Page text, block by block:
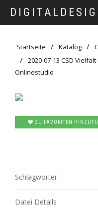
Startseite Katalog
2020-07-13 CSD
Onlinestudio
ZU FAVORITEN
Schlagwörter
Datei Details